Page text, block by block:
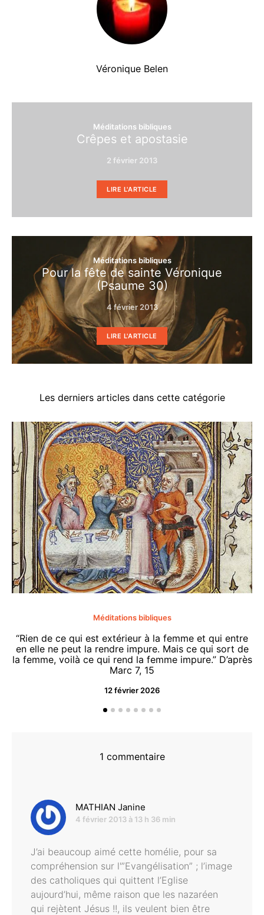
Véronique Belen
Méditations bibliques
Crêpes et apostasie
2 février 2013
LIRE L'ARTICLE
Méditations bibliques
Pour la fête de sainte Véronique
(Psaume 30)
4 février 2013
LIRE L'ARTICLE
Les derniers articles dans cette catégorie
Méditations bibliques
“Rien de ce qui est extérieur à la femme et qui entre
en elle ne peut la rendre impure. Mais ce qui sort de
la femme, voilà ce qui rend la femme impure.” D’après
Marc 7, 15
12 février 2026
1 commentaire
MATHIAN Janine
4 février 2013 à 13 h 36 min
J’ai beaucoup aimé cette homélie, pour sa
compréhension sur l'”Evangélisation” ; l’image
des catholiques qui quittent l’Eglise
aujourd’hui, même raison que les nazaréen
qui rejètent Jésus !!, ils veulent bien être